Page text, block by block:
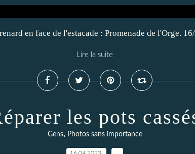
en face de l'estacade : Promenade de l'Orge.
Lire la suite
les pots
Gens, Photos sans importance